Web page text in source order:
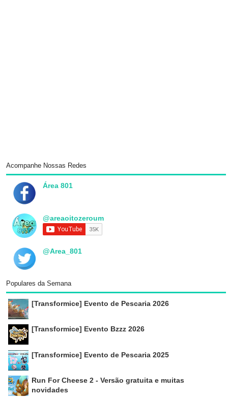
Acompanhe Nossas Redes
Área 801
@areaoitozeroum
@Area_801
Populares da Semana
[Transformice] Evento de Pescaria 2026
[Transformice] Evento Bzzz 2026
[Transformice] Evento de Pescaria 2025
Run For Cheese 2 - Versão gratuita e muitas
novidades